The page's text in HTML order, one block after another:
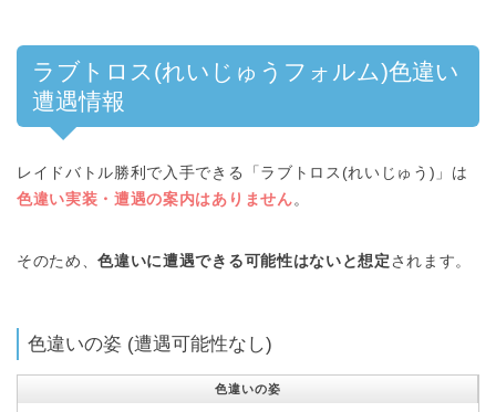
ラブトロス(れいじゅうフォルム)色違い
遭遇情報
レイドバトル勝利で入手できる「ラブトロス(れいじゅう)」は
色違い実装・遭遇の案内はありません。
そのため、色違いに遭遇できる可能性はないと想定 されます。
色違いの姿 (遭遇可能性なし)
色違いの姿